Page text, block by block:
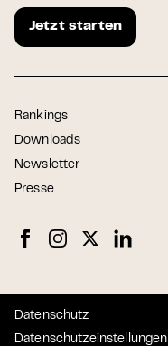
Jetzt starten
Rankings
Downloads
Newsletter
Presse
Datenschutz
Datenschutzeinstellungen